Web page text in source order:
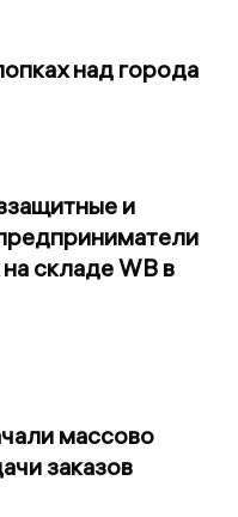
над города
и
складе WB в
массово
заказов